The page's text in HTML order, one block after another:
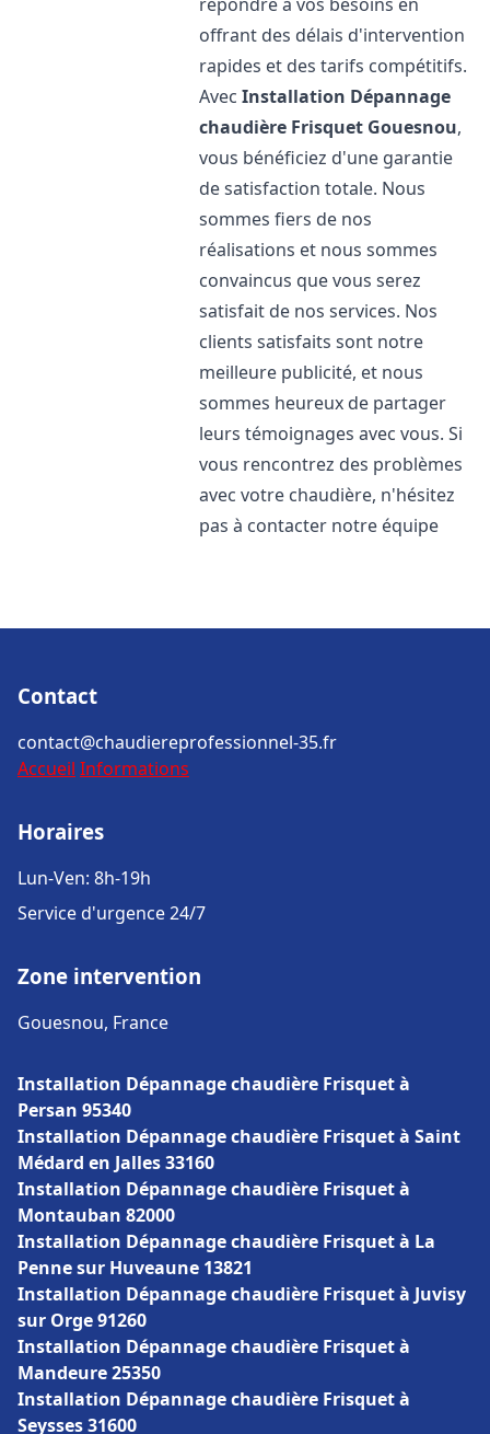
offrant des délais d'intervention
rapides et des tarifs compétitifs.
AvecInstallation Dépannage
chaudière Frisquet Gouesnou,
vous bénéficiez d'une garantie
de satisfaction totale. Nous
sommes fiers de nos
réalisations et nous sommes
convaincus que vous serez
satisfait de nos services. Nos
clients satisfaits sont notre
meilleure publicité, et nous
sommes heureux de partager
leurs témoignages avec vous. Si
vous rencontrez des problèmes
avec votre chaudière, n'hésitez
pas à contacter notre équipe
Contact
contact@chaudiereprofessionnel-35.fr
Accueil Informations
Horaires
Lun-Ven: 8h-19h
Service d'urgence 24/7
Zone intervention
Gouesnou, France
Installation Dépannage chaudière Frisquet à
Persan 95340
Installation Dépannage chaudière Frisquet à Saint
Médard en Jalles 33160
Installation Dépannage chaudière Frisquet à
Montauban 82000
Installation Dépannage chaudière Frisquet à La
Penne sur Huveaune 13821
Installation Dépannage chaudière Frisquet à Juvisy
sur Orge 91260
Installation Dépannage chaudière Frisquet à
Mandeure 25350
Installation Dépannage chaudière Frisquet à
Seysses 31600